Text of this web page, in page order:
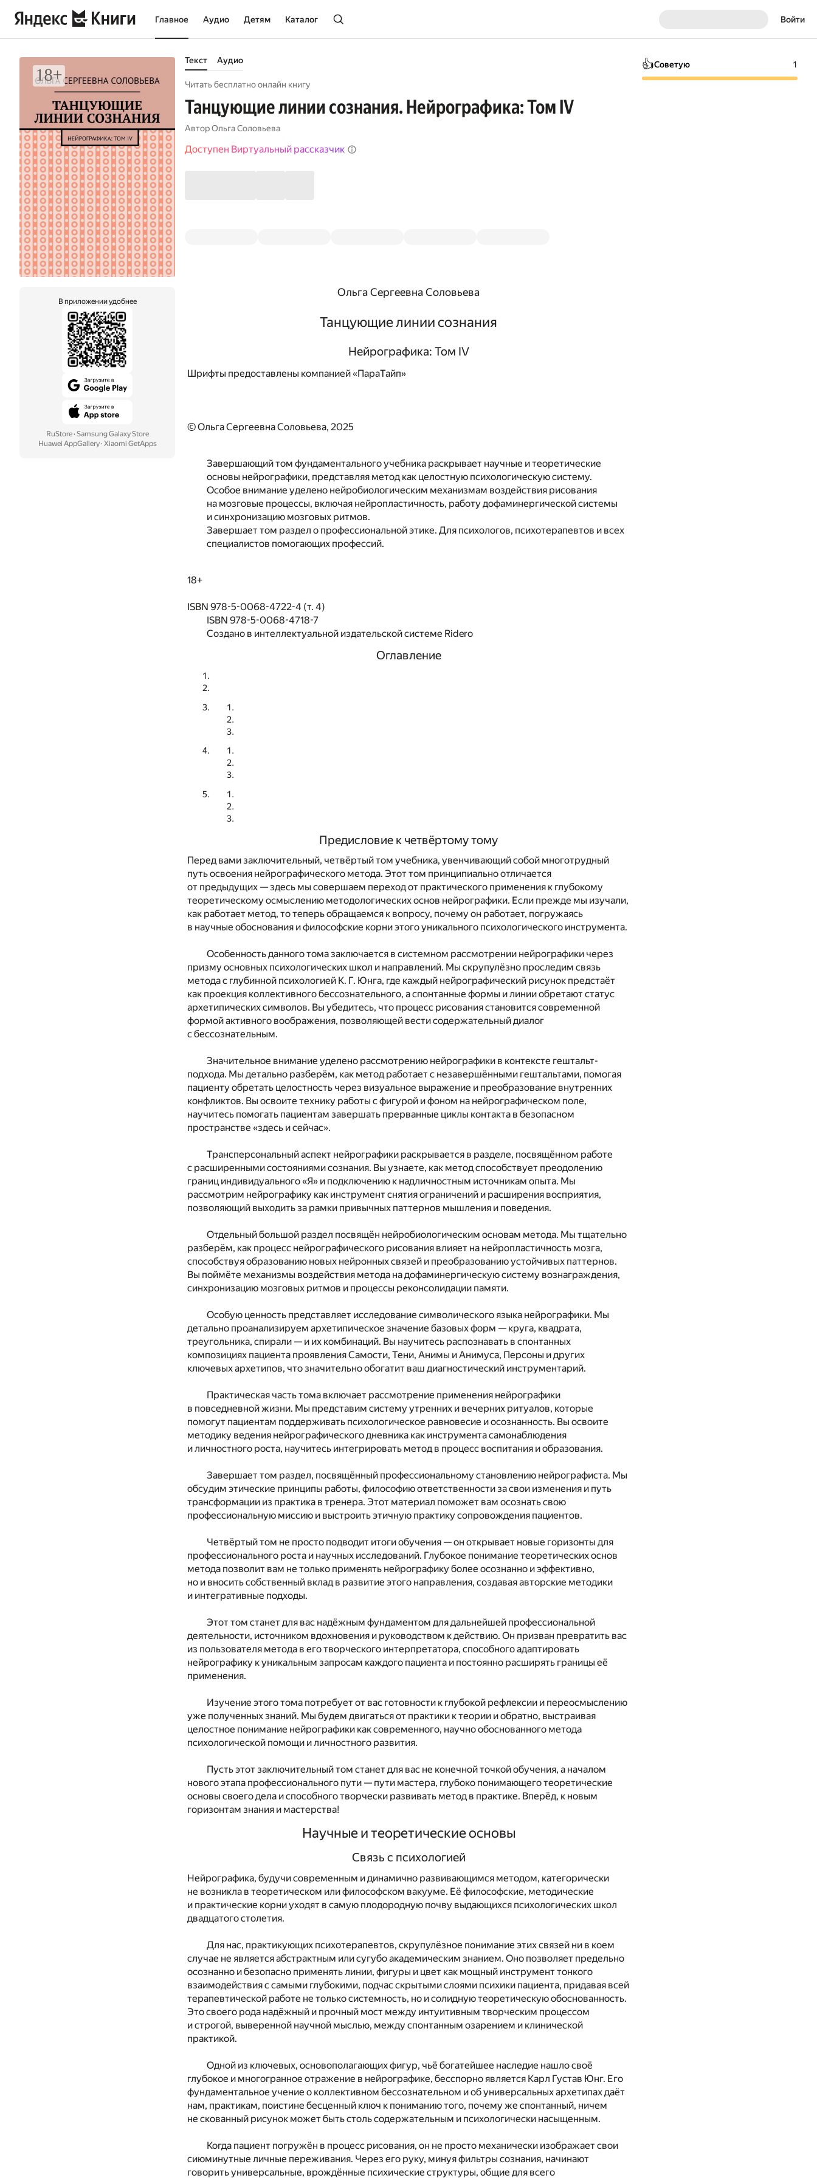
Главное Аудио Детям Каталог Войти
В приложении удобнее
RuStore· Samsung Galaxy Store
Huawei AppGallery· Xiaomi GetApps
Текст Аудио
Читать бесплатно онлайн книгу
Танцующие линии сознания. Нейрографика: Том IV
АвторОльга Соловьева
Доступен Виртуальный рассказчик
Ольга Сергеевна Соловьева
Танцующие линии сознания
Нейрографика: Том IV
Шрифты предоставлены компанией «ПараТайп»
© Ольга Сергеевна Соловьева, 2025
Завершающий том фундаментального учебника раскрывает научные и теоретические
основы нейрографики, представляя метод как целостную психологическую систему.
Особое внимание уделено нейробиологическим механизмам воздействия рисования
на мозговые процессы, включая нейропластичность, работу дофаминергической системы
и синхронизацию мозговых ритмов.
Завершает том раздел о профессиональной этике. Для психологов, психотерапевтов и всех
специалистов помогающих профессий.
18+
ISBN 978-5-0068-4722-4 (т. 4)
ISBN 978-5-0068-4718-7
Создано в интеллектуальной издательской системе Ridero
Оглавление
Предисловие к четвёртому тому
Перед вами заключительный, четвёртый том учебника, увенчивающий собой многотрудный
путь освоения нейрографического метода. Этот том принципиально отличается
от предыдущих — здесь мы совершаем переход от практического применения к глубокому
теоретическому осмыслению методологических основ нейрографики. Если прежде мы изучали,
как работает метод, то теперь обращаемся к вопросу, почему он работает, погружаясь
в научные обоснования и философские корни этого уникального психологического инструмента.
Особенность данного тома заключается в системном рассмотрении нейрографики через
призму основных психологических школ и направлений. Мы скрупулёзно проследим связь
метода с глубинной психологией К. Г. Юнга, где каждый нейрографический рисунок предстаёт
как проекция коллективного бессознательного, а спонтанные формы и линии обретают статус
архетипических символов. Вы убедитесь, что процесс рисования становится современной
формой активного воображения, позволяющей вести содержательный диалог
с бессознательным.
Значительное внимание уделено рассмотрению нейрографики в контексте гештальт-
подхода. Мы детально разберём, как метод работает с незавершёнными гештальтами, помогая
пациенту обретать целостность через визуальное выражение и преобразование внутренних
конфликтов. Вы освоите технику работы с фигурой и фоном на нейрографическом поле,
научитесь помогать пациентам завершать прерванные циклы контакта в безопасном
пространстве «здесь и сейчас».
Трансперсональный аспект нейрографики раскрывается в разделе, посвящённом работе
с расширенными состояниями сознания. Вы узнаете, как метод способствует преодолению
границ индивидуального «Я» и подключению к надличностным источникам опыта. Мы
рассмотрим нейрографику как инструмент снятия ограничений и расширения восприятия,
позволяющий выходить за рамки привычных паттернов мышления и поведения.
Отдельный большой раздел посвящён нейробиологическим основам метода. Мы тщательно
разберём, как процесс нейрографического рисования влияет на нейропластичность мозга,
способствуя образованию новых нейронных связей и преобразованию устойчивых паттернов.
Вы поймёте механизмы воздействия метода на дофаминергическую систему вознаграждения,
синхронизацию мозговых ритмов и процессы реконсолидации памяти.
Особую ценность представляет исследование символического языка нейрографики. Мы
детально проанализируем архетипическое значение базовых форм — круга, квадрата,
треугольника, спирали — и их комбинаций. Вы научитесь распознавать в спонтанных
композициях пациента проявления Самости, Тени, Анимы и Анимуса, Персоны и других
ключевых архетипов, что значительно обогатит ваш диагностический инструментарий.
Практическая часть тома включает рассмотрение применения нейрографики
в повседневной жизни. Мы представим систему утренних и вечерних ритуалов, которые
помогут пациентам поддерживать психологическое равновесие и осознанность. Вы освоите
методику ведения нейрографического дневника как инструмента самонаблюдения
и личностного роста, научитесь интегрировать метод в процесс воспитания и образования.
Завершает том раздел, посвящённый профессиональному становлению нейрографиста. Мы
обсудим этические принципы работы, философию ответственности за свои изменения и путь
трансформации из практика в тренера. Этот материал поможет вам осознать свою
профессиональную миссию и выстроить этичную практику сопровождения пациентов.
Четвёртый том не просто подводит итоги обучения — он открывает новые горизонты для
профессионального роста и научных исследований. Глубокое понимание теоретических основ
метода позволит вам не только применять нейрографику более осознанно и эффективно,
но и вносить собственный вклад в развитие этого направления, создавая авторские методики
и интегративные подходы.
Этот том станет для вас надёжным фундаментом для дальнейшей профессиональной
деятельности, источником вдохновения и руководством к действию. Он призван превратить вас
из пользователя метода в его творческого интерпретатора, способного адаптировать
нейрографику к уникальным запросам каждого пациента и постоянно расширять границы её
применения.
Изучение этого тома потребует от вас готовности к глубокой рефлексии и переосмыслению
уже полученных знаний. Мы будем двигаться от практики к теории и обратно, выстраивая
целостное понимание нейрографики как современного, научно обоснованного метода
психологической помощи и личностного развития.
Пусть этот заключительный том станет для вас не конечной точкой обучения, а началом
нового этапа профессионального пути — пути мастера, глубоко понимающего теоретические
основы своего дела и способного творчески развивать метод в практике. Вперёд, к новым
горизонтам знания и мастерства!
Научные и теоретические основы
Связь с психологией
Нейрографика, будучи современным и динамично развивающимся методом, категорически
не возникла в теоретическом или философском вакууме. Её философские, методические
и практические корни уходят в самую плодородную почву выдающихся психологических школ
двадцатого столетия.
Для нас, практикующих психотерапевтов, скрупулёзное понимание этих связей ни в коем
случае не является абстрактным или сугубо академическим знанием. Оно позволяет предельно
осознанно и безопасно применять линии, фигуры и цвет как мощный инструмент тонкого
взаимодействия с самыми глубокими, подчас скрытыми слоями психики пациента, придавая всей
терапевтической работе не только системность, но и солидную теоретическую обоснованность.
Это своего рода надёжный и прочный мост между интуитивным творческим процессом
и строгой, выверенной научной мыслью, между спонтанным озарением и клинической
практикой.
Одной из ключевых, основополагающих фигур, чьё богатейшее наследие нашло своё
глубокое и многогранное отражение в нейрографике, бесспорно является Карл Густав Юнг. Его
фундаментальное учение о коллективном бессознательном и об универсальных архетипах даёт
нам, практикам, поистине бесценный ключ к пониманию того, почему же спонтанный, ничем
не скованный рисунок может быть столь содержательным и психологически насыщенным.
Когда пациент погружён в процесс рисования, он не просто механически изображает свои
сиюминутные личные переживания. Через его руку, минуя фильтры сознания, начинают
говорить универсальные, врождённые психические структуры, общие для всего
👍Советую 1